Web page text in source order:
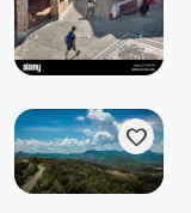
favorite